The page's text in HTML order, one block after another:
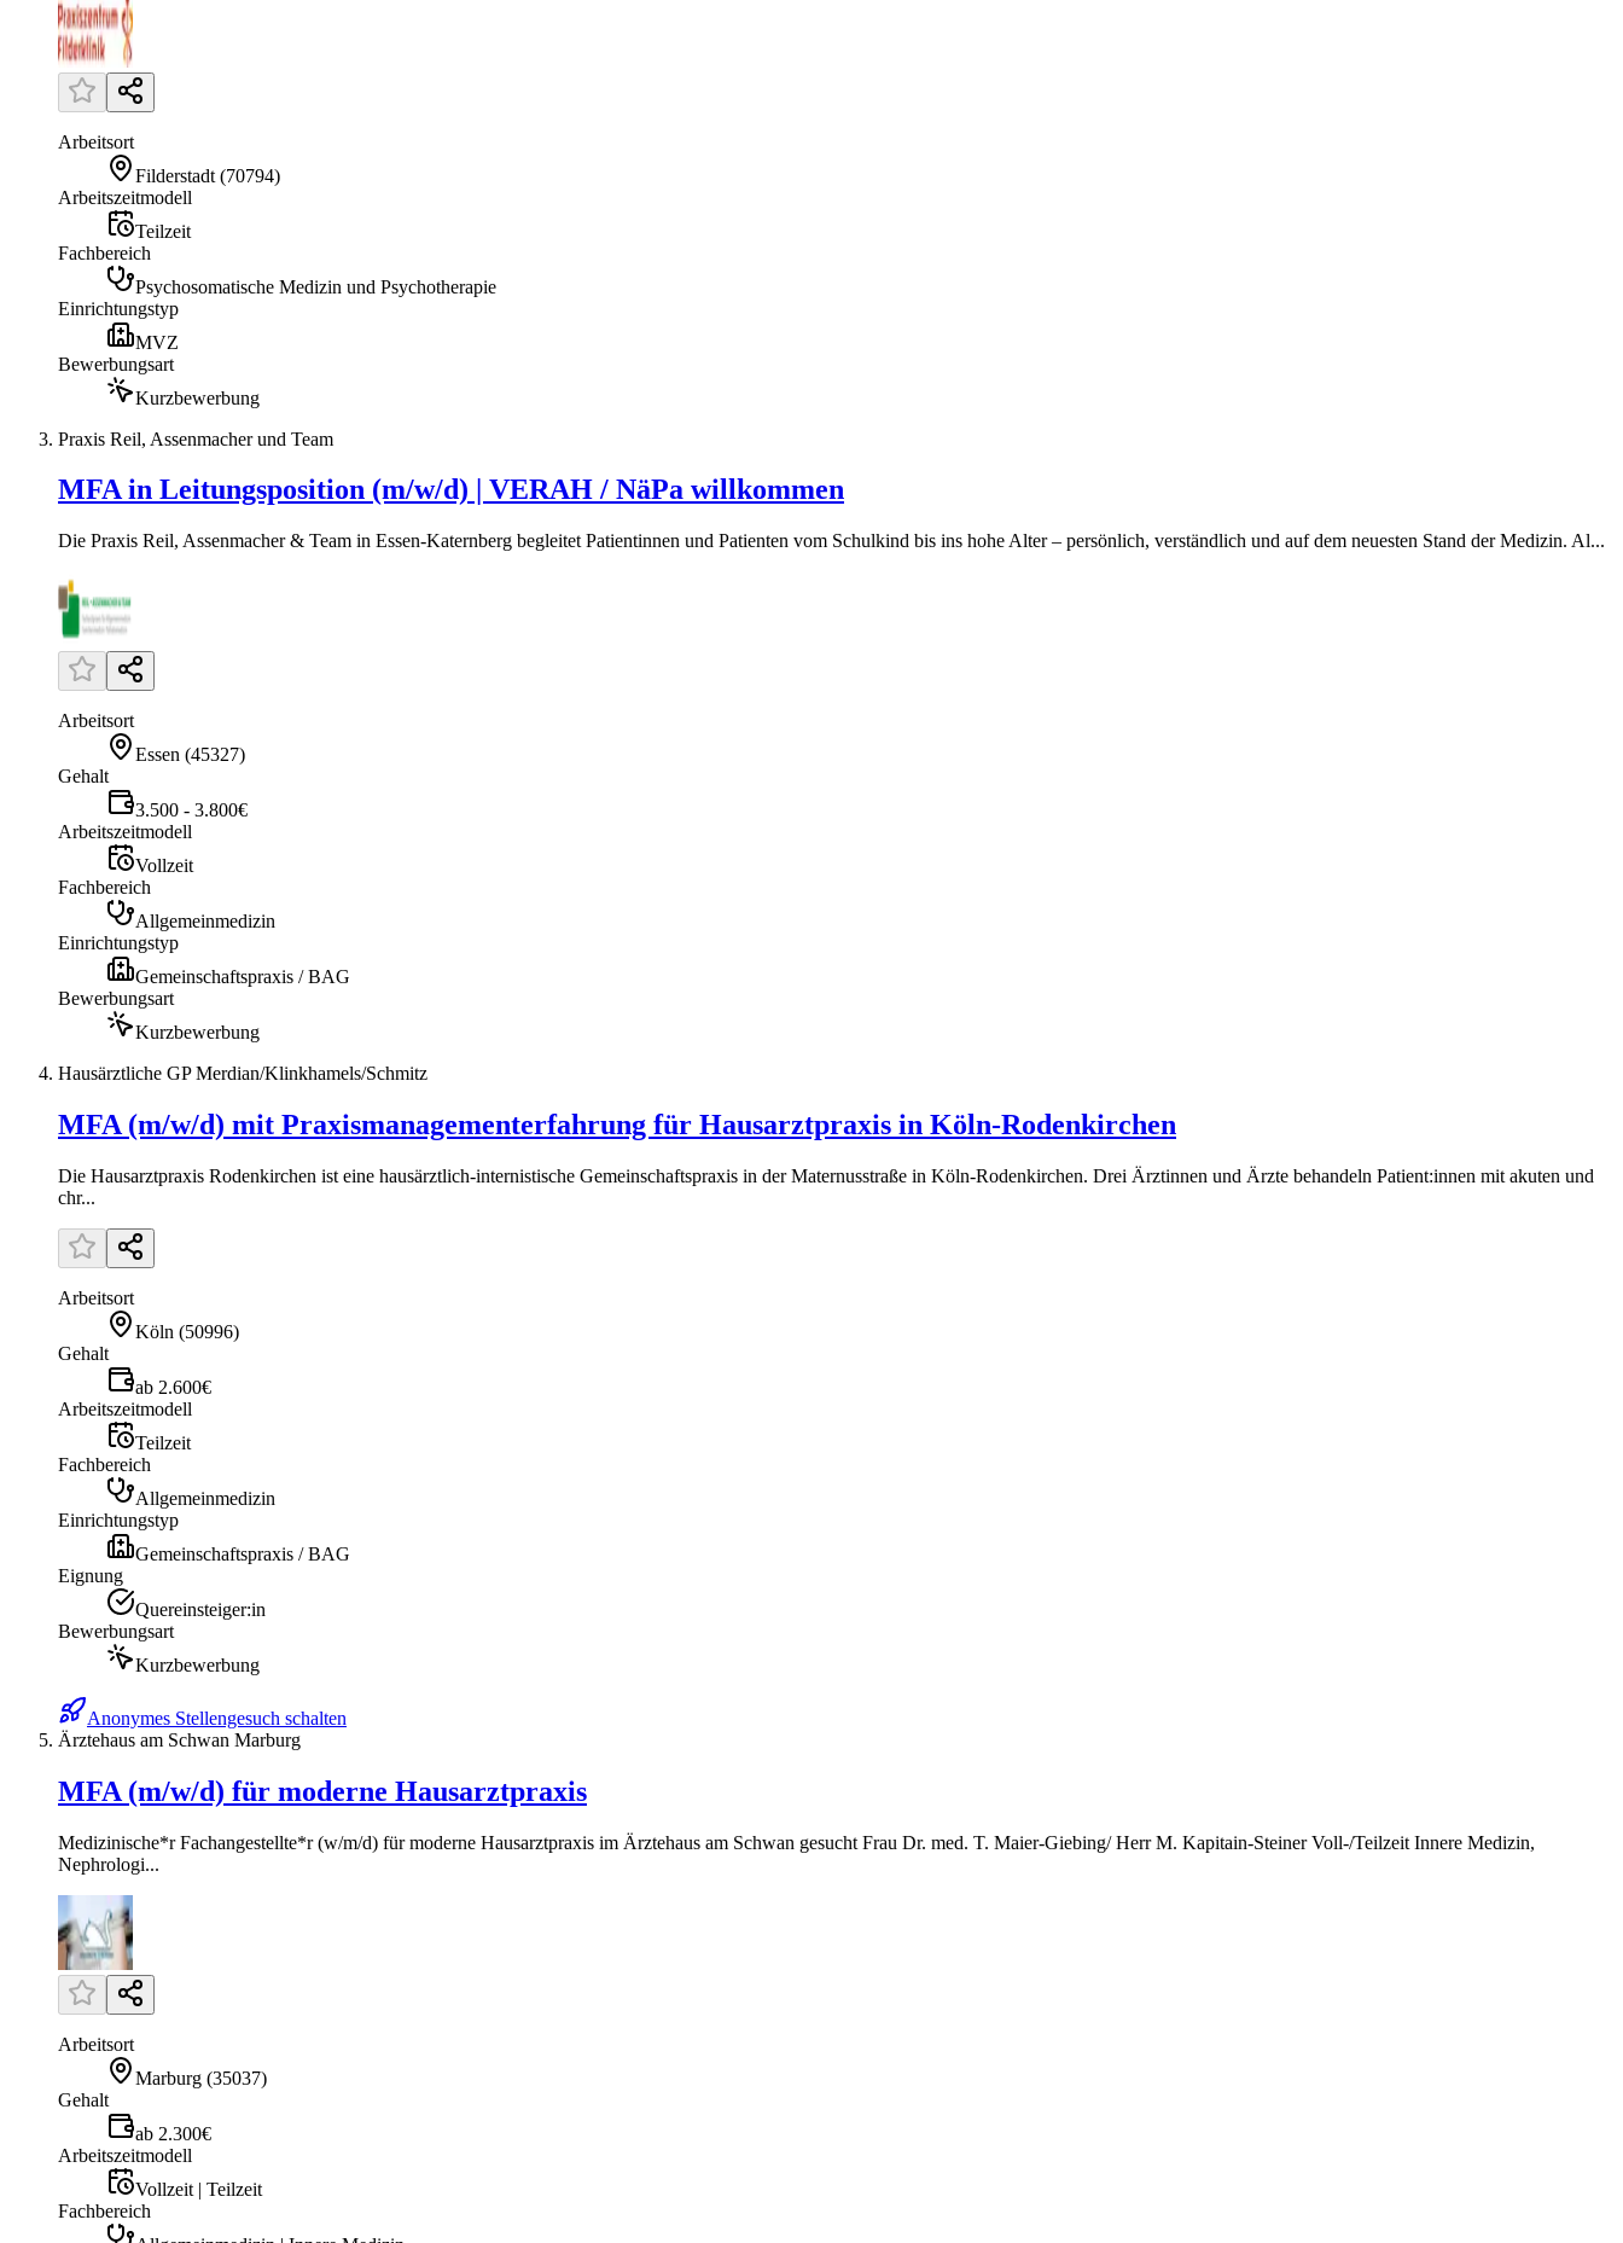
Arbeitsort
Filderstadt (70794)
Arbeitszeitmodell
Teilzeit
Fachbereich
Psychosomatische Medizin und Psychotherapie
Einrichtungstyp
MVZ
Bewerbungsart
Kurzbewerbung
Praxis Reil, Assenmacher und Team
MFA in Leitungsposition (m/w/d) | VERAH / NäPa willkommen
Die Praxis Reil, Assenmacher & Team in Essen-Katernberg begleitet Patientinnen und Patienten vom Schulkind bis ins hohe Alter – persönlich, verständlich und auf dem neuesten Stand der Medizin. Al...
Arbeitsort
Essen (45327)
Gehalt
3.500 - 3.800€
Arbeitszeitmodell
Vollzeit
Fachbereich
Allgemeinmedizin
Einrichtungstyp
Gemeinschaftspraxis / BAG
Bewerbungsart
Kurzbewerbung
Hausärztliche GP Merdian/Klinkhamels/Schmitz
MFA (m/w/d) mit Praxismanagementerfahrung für Hausarztpraxis in Köln-Rodenkirchen
Die Hausarztpraxis Rodenkirchen ist eine hausärztlich-internistische Gemeinschaftspraxis in der Maternusstraße in Köln-Rodenkirchen. Drei Ärztinnen und Ärzte behandeln Patient:innen mit akuten und
chr...
Arbeitsort
Köln (50996)
Gehalt
ab 2.600€
Arbeitszeitmodell
Teilzeit
Fachbereich
Allgemeinmedizin
Einrichtungstyp
Gemeinschaftspraxis / BAG
Eignung
Quereinsteiger:in
Bewerbungsart
Kurzbewerbung
Anonymes Stellengesuch schalten
Ärztehaus am Schwan Marburg
MFA (m/w/d) für moderne Hausarztpraxis
Medizinische*r Fachangestellte*r (w/m/d) für moderne Hausarztpraxis im Ärztehaus am Schwan gesucht Frau Dr. med. T. Maier-Giebing/ Herr M. Kapitain-Steiner Voll-/Teilzeit Innere Medizin,
Nephrologi...
Arbeitsort
Marburg (35037)
Gehalt
ab 2.300€
Arbeitszeitmodell
Vollzeit | Teilzeit
Fachbereich